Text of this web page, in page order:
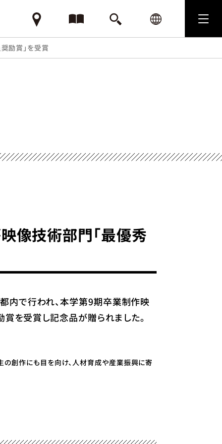
励賞」を受賞
像技術部門「最優秀
内で行われ、本学第9期卒業制作映
を受賞し記念品が贈られました。
の創作にも目を向け、人材育成や産業振興に寄